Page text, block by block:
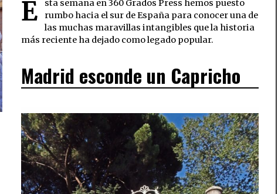
E
sta semana en 360 Grados Press hemos puesto
rumbo hacia el sur de España para conocer una de
las muchas maravillas intangibles que la historia
más reciente ha dejado como legado popular.
Madrid esconde un Capricho